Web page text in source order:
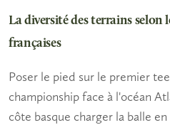
La diversité des terrains selon
françaises
Poser le pied sur le premier
championship face à l'océan
côte basque charger la balle